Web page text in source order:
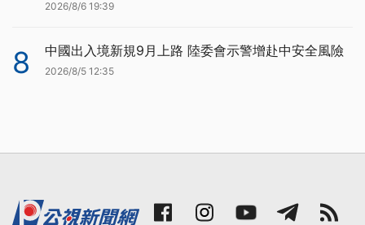
2026/8/6 19:39
8 中國出入境新規9月上路 陸委會示警增赴中安全風險
2026/8/5 12:35